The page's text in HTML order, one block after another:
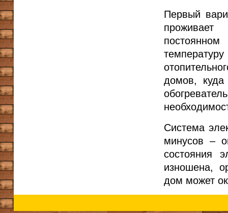
Первый
проживает
домов,
Система
минусов –
состояния
изношена,
дом может